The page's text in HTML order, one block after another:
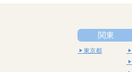
関東
東京都